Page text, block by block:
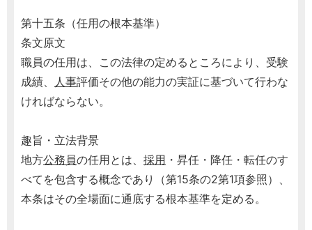
第十五条（任用の根本基準）
条文原文
職員の任用は、この法律の定めるところにより、受験
成績、 人事評価その他の能力の実証に基づいて行わな
ければならない。
趣旨・立法背景
地方公務員の任用とは、 採用 ・昇任・降任・転任のす
べてを包含する概念であり（第15条の2第1項参照）、
本条はその全場面に通底する根本基準を定める。